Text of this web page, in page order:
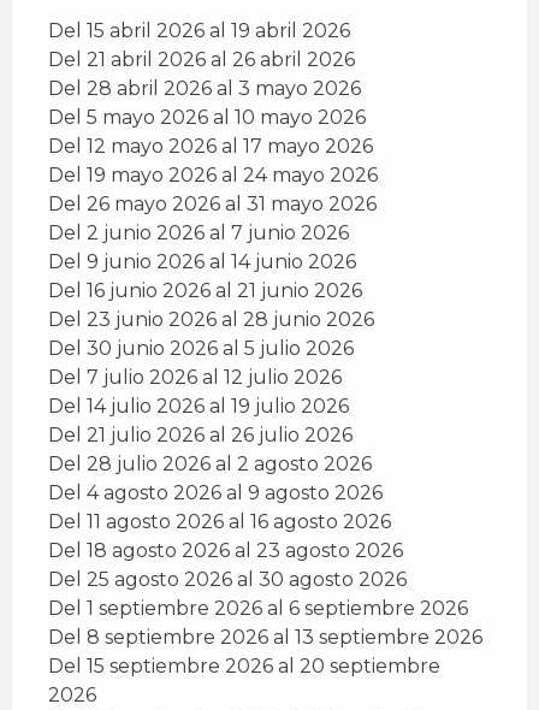
Del 15 abril 2026 al 19 abril 2026
Del 21 abril 2026 al 26 abril 2026
Del 28 abril 2026 al 3 mayo 2026
Del 5 mayo 2026 al 10 mayo 2026
Del 12 mayo 2026 al 17 mayo 2026
Del 19 mayo 2026 al 24 mayo 2026
Del 26 mayo 2026 al 31 mayo 2026
Del 2 junio 2026 al 7 junio 2026
Del 9 junio 2026 al 14 junio 2026
Del 16 junio 2026 al 21 junio 2026
Del 23 junio 2026 al 28 junio 2026
Del 30 junio 2026 al 5 julio 2026
Del 7 julio 2026 al 12 julio 2026
Del 14 julio 2026 al 19 julio 2026
Del 21 julio 2026 al 26 julio 2026
Del 28 julio 2026 al 2 agosto 2026
Del 4 agosto 2026 al 9 agosto 2026
Del 11 agosto 2026 al 16 agosto 2026
Del 18 agosto 2026 al 23 agosto 2026
Del 25 agosto 2026 al 30 agosto 2026
Del 1 septiembre 2026 al 6 septiembre 2026
Del 8 septiembre 2026 al 13 septiembre 2026
Del 15 septiembre 2026 al 20 septiembre
2026